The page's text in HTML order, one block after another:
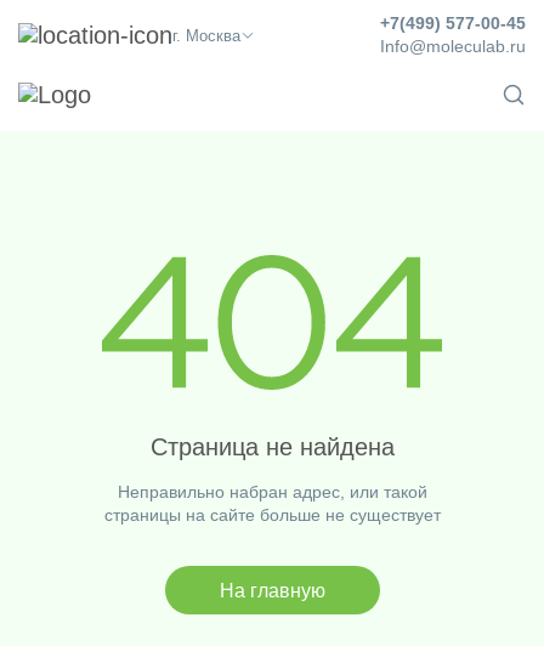
г. Москва
Info@moleculab.ru
+7(499) 577-00-45
Страница не найдена
Неправильно набран адрес, или такой
страницы на сайте больше не существует
На главную